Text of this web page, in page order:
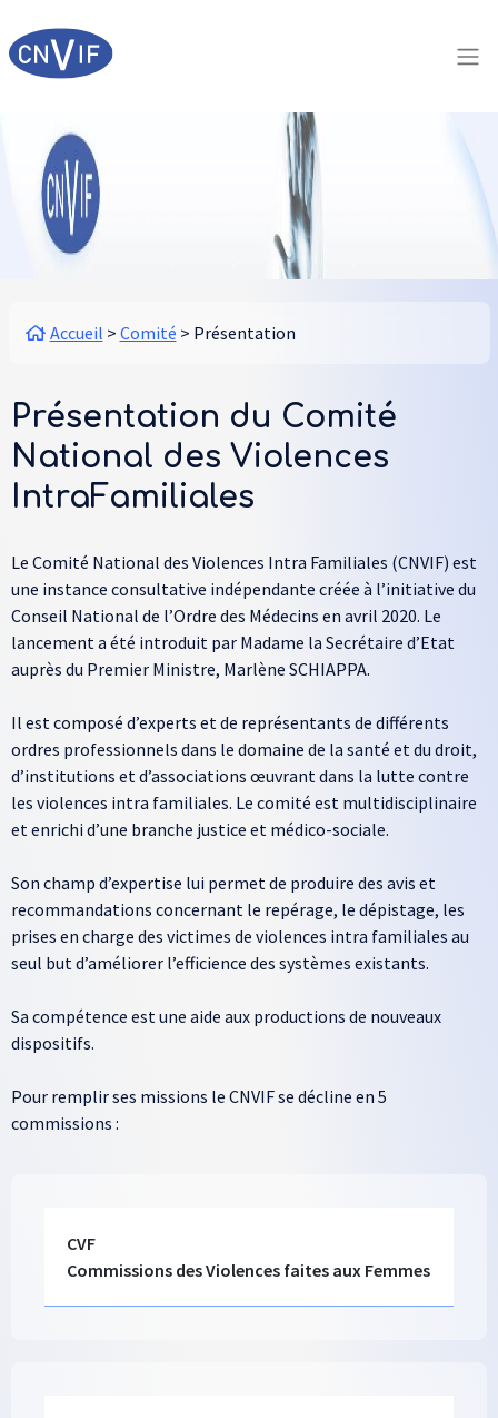
Fil d'Ariane
Accueil Comité Présentation
Présentation du Comité
National des Violences
IntraFamiliales
Le Comité National des Violences Intra Familiales (CNVIF) est
une instance consultative indépendante créée à l’initiative du
Conseil National de l’Ordre des Médecins en avril 2020. Le
lancement a été introduit par Madame la Secrétaire d’Etat
auprès du Premier Ministre, Marlène SCHIAPPA.
Il est composé d’experts et de représentants de différents
ordres professionnels dans le domaine de la santé et du droit,
d’institutions et d’associations œuvrant dans la lutte contre
les violences intra familiales. Le comité est multidisciplinaire
et enrichi d’une branche justice et médico-sociale.
Son champ d’expertise lui permet de produire des avis et
recommandations concernant le repérage, le dépistage, les
prises en charge des victimes de violences intra familiales au
seul but d’améliorer l’efficience des systèmes existants.
Sa compétence est une aide aux productions de nouveaux
dispositifs.
Pour remplir ses missions le CNVIF se décline en 5
commissions :
Colonne 1
Texte long
CVF
Commissions des Violences faites aux Femmes